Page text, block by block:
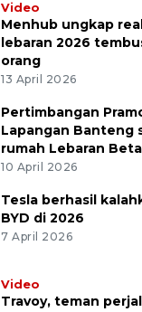
Video
Menhub ungkap
lebaran 2026
orang
13 April 2026
Pertimbangan
Lapangan Banteng
rumah Lebaran
10 April 2026
Tesla berhasil
BYD di 2026
7 April 2026
Video
Travoy, teman